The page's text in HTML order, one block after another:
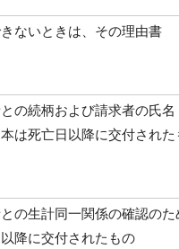
ないときは、その理由書
の続柄および請求者の氏
は死亡日以降に交付された
の生計同一関係の確認のた
降に交付されたもの